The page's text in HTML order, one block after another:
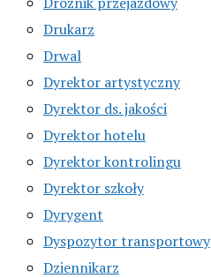
Drukarz
Drwal
Dyrektor artystyczny
Dyrektor ds. jakości
Dyrektor hotelu
Dyrektor kontrolingu
Dyrektor szkoły
Dyrygent
Dyspozytor transportowy
Dziennikarz